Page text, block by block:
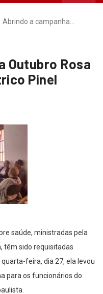
Abrindo a campanha…
Outubro Rosa
Pinel
saúde, ministradas pela
têm sido requisitadas
feira, dia 27, ela levou
para os funcionários do